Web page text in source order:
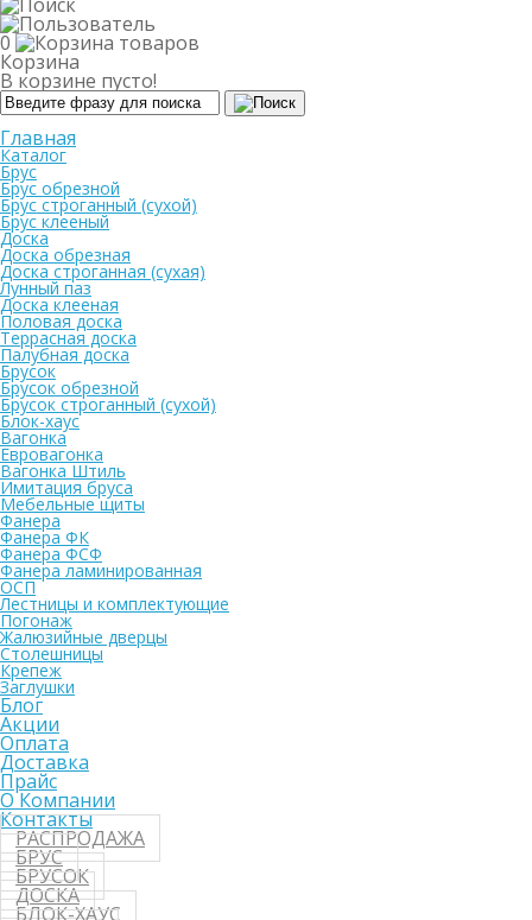
0
Корзина
В корзине пусто!
Главная
Каталог
Брус
Брус обрезной
Брус строганный (сухой)
Брус клееный
Доска
Доска обрезная
Доска строганная (сухая)
Лунный паз
Доска клееная
Половая доска
Террасная доска
Палубная доска
Брусок
Брусок обрезной
Брусок строганный (сухой)
Блок-хаус
Вагонка
Евровагонка
Вагонка Штиль
Имитация бруса
Мебельные щиты
Фанера
Фанера ФК
Фанера ФСФ
Фанера ламинированная
ОСП
Лестницы и комплектующие
Погонаж
Жалюзийные дверцы
Столешницы
Крепеж
Заглушки
Блог
Акции
Оплата
Доставка
Прайс
О Компании
Контакты
РАСПРОДАЖА
БРУС
БРУСОК
ДОСКА
БЛОК-ХАУС